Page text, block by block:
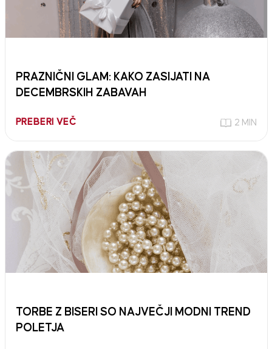
PRAZNIČNI GLAM: KAKO ZASIJATI NA
DECEMBRSKIH ZABAVAH
PREBERI VEČ 2 MIN
TORBE Z BISERI SO NAJVEČJI MODNI TREND
POLETJA